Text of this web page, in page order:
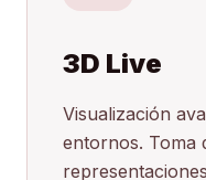
3D Live
Visualización
entornos. Toma